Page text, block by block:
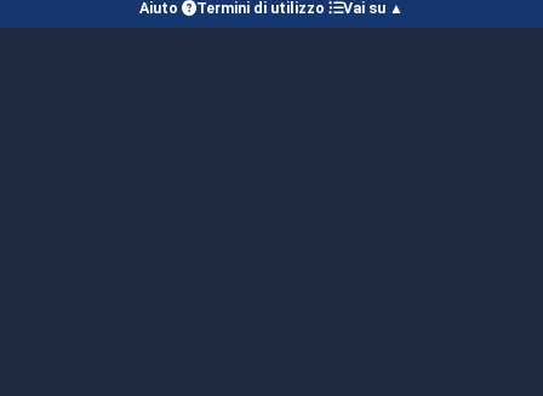
Aiuto
Termini di utilizzo Vai su ▲